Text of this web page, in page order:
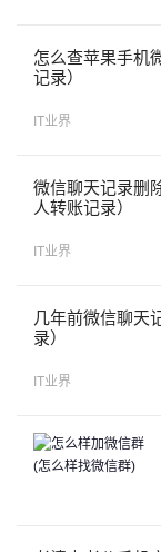
怎么查苹果手机
记录）
IT业界
微信聊天记录删
人转账记录）
IT业界
几年前微信聊天
录）
IT业界